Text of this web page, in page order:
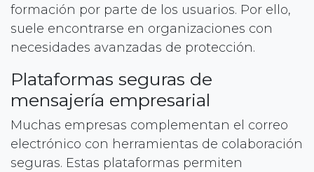
formación por parte de los usuarios. Por ello,
suele encontrarse en organizaciones con
necesidades avanzadas de protección.
Plataformas seguras de
mensajería empresarial
Muchas empresas complementan el correo
electrónico con herramientas de colaboración
seguras. Estas plataformas permiten